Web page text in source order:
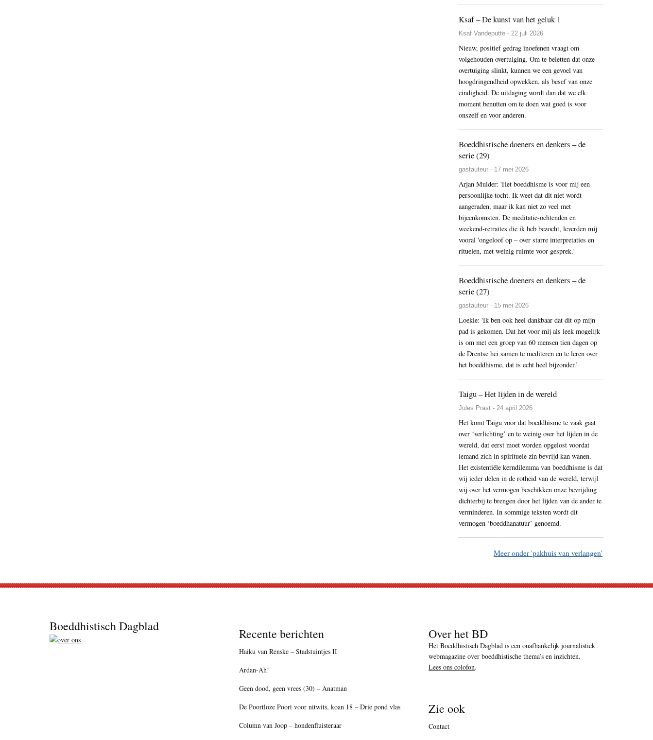
Ksaf – De kunst van het geluk 1
Ksaf Vandeputte - 22 juli 2026
Nieuw, positief gedrag inoefenen vraagt om
volgehouden overtuiging. Om te beletten dat onze
overtuiging slinkt, kunnen we een gevoel van
hoogdringendheid opwekken, als besef van onze
eindigheid. De uitdaging wordt dan dat we elk
moment benutten om te doen wat goed is voor
onszelf en voor anderen.
Boeddhistische doeners en denkers – de
serie (29)
gastauteur - 17 mei 2026
Arjan Mulder: 'Het boeddhisme is voor mij een
persoonlijke tocht. Ik weet dat dit niet wordt
aangeraden, maar ik kan niet zo veel met
bijeenkomsten. De meditatie-ochtenden en
weekend-retraites die ik heb bezocht, leverden mij
vooral 'ongeloof op – over starre interpretaties en
rituelen, met weinig ruimte voor gesprek.'
Boeddhistische doeners en denkers – de
serie (27)
gastauteur - 15 mei 2026
Loekie: 'Ik ben ook heel dankbaar dat dit op mijn
pad is gekomen. Dat het voor mij als leek mogelijk
is om met een groep van 60 mensen tien dagen op
de Drentse hei samen te mediteren en te leren over
het boeddhisme, dat is echt heel bijzonder.’
Taigu – Het lijden in de wereld
Jules Prast - 24 april 2026
Het komt Taigu voor dat boeddhisme te vaak gaat
over ‘verlichting’ en te weinig over het lijden in de
wereld, dat eerst moet worden opgelost voordat
iemand zich in spirituele zin bevrijd kan wanen.
Het existentiële kerndilemma van boeddhisme is dat
wij ieder delen in de rotheid van de wereld, terwijl
wij over het vermogen beschikken onze bevrijding
dichterbij te brengen door het lijden van de ander te
verminderen. In sommige teksten wordt dit
vermogen ‘boeddhanatuur’ genoemd.
Meer onder 'pakhuis van verlangen'
Boeddhistisch Dagblad Recente berichten
Haiku van Renske – Stadstuintjes II
Ardan-Ah!
Geen dood, geen vrees (30) – Anatman
De Poortloze Poort voor nitwits, koan 18 – Drie pond vlas
Column van Joop – hondenfluisteraar
Over het BD
Het Boeddhistisch Dagblad is een onafhankelijk journalistiek
webmagazine over boeddhistische thema’s en inzichten.
Lees ons colofon.
Zie ook
Contact